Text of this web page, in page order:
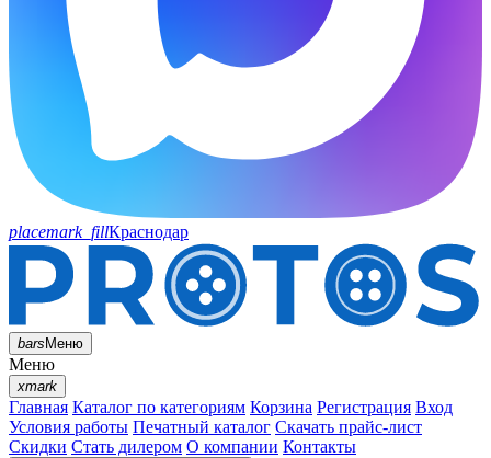
placemark_fillКраснодар
barsМеню
Меню
xmark
Главная Каталог по категориям Корзина Регистрация Вход
Условия работы Печатный каталог Скачать прайс-лист
Скидки Стать дилером О компании Контакты